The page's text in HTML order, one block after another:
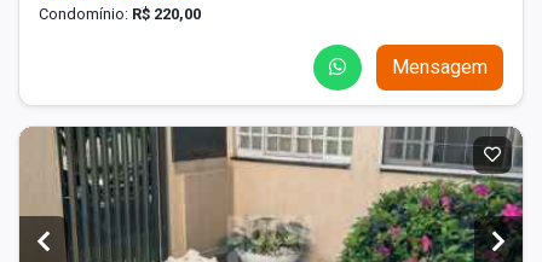
Condomínio: R$ 220,00
Mensagem